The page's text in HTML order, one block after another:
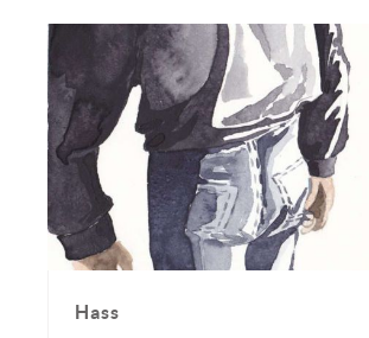
Hass